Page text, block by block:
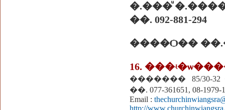
�.���ͧ
��. 092-881-294
����Ѻ��
16.
������� 85/30-
��. 077-361651, 08-1979-
Email :